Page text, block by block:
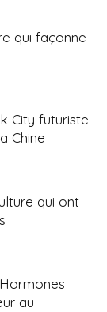
qui façonne
City futuriste
Chine
qui ont
au